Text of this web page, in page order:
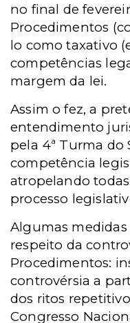
no final de
Procedimentos
lo como taxativo
competências
margem da lei.
Assim o fez, a
entendimento
pela 4ª Turma do
competência
atropelando
processo
Algumas
respeito da
Procedimentos:
controvérsia a
dos ritos
Congresso